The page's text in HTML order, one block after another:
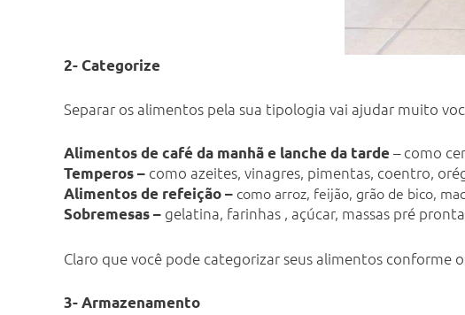
2- Categorize
Separar os alimentos pela sua tipologia vai ajudar muito
Alimentos de café da manhã e lanche da tarde– como
Temperos – como azeites, vinagres, pimentas, coentro,
Alimentos de refeição – como arroz, feijão, grão de bico,
Sobremesas – gelatina, farinhas , açúcar, massas pré
Claro que você pode categorizar seus alimentos
3- Armazenamento